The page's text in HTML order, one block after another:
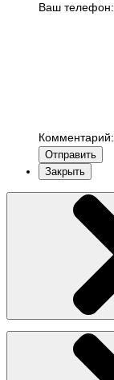
Ваш телефон:
Комментарий:
Отправить
Закрыть